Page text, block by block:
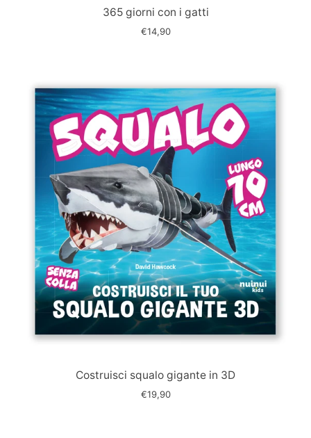
365 giorni con i gatti
€14,90
slide
Costruisci squalo gigante in 3D
€19,90